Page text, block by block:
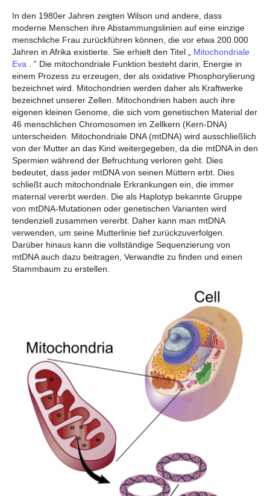
In den 1980er Jahren zeigten Wilson und andere, dass
moderne Menschen ihre Abstammungslinien auf eine einzige
menschliche Frau zurückführen können, die vor etwa 200.000
Jahren in Afrika existierte. Sie erhielt den Titel „
Mitochondriale
Eva . ” Die mitochondriale Funktion besteht darin, Energie in
einem Prozess zu erzeugen, der als oxidative Phosphorylierung
bezeichnet wird. Mitochondrien werden daher als Kraftwerke
bezeichnet unserer Zellen. Mitochondrien haben auch ihre
eigenen kleinen Genome, die sich vom genetischen Material der
46 menschlichen Chromosomen im Zellkern (Kern-DNA)
unterscheiden. Mitochondriale DNA (mtDNA) wird ausschließlich
von der Mutter an das Kind weitergegeben, da die mtDNA in den
Spermien während der Befruchtung verloren geht. Dies
bedeutet, dass jeder mtDNA von seinen Müttern erbt. Dies
schließt auch mitochondriale Erkrankungen ein, die immer
maternal vererbt werden. Die als Haplotyp bekannte Gruppe
von mtDNA-Mutationen oder genetischen Varianten wird
tendenziell zusammen vererbt. Daher kann man mtDNA
verwenden, um seine Mutterlinie tief zurückzuverfolgen.
Darüber hinaus kann die vollständige Sequenzierung von
mtDNA auch dazu beitragen, Verwandte zu finden und einen
Stammbaum zu erstellen.